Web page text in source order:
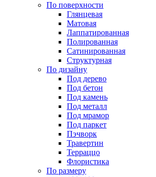
По поверхности
Глянцевая
Матовая
Лаппатированная
Полированная
Сатинированная
Структурная
По дизайну
Под дерево
Под бетон
Под камень
Под металл
Под мрамор
Под паркет
Пэчворк
Травертин
Терраццо
Флористика
По размеру